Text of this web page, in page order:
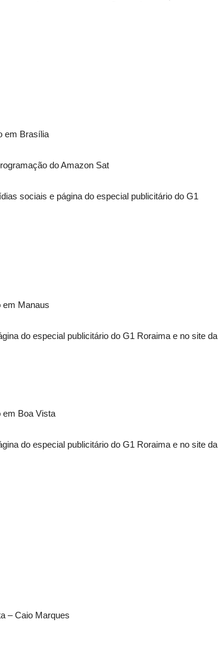
em Brasília
do Amazon Sat
sociais e página do especial publicitário do G1
em Manaus
do especial publicitário do G1 Roraima e no site da
em Boa Vista
do especial publicitário do G1 Roraima e no site da
– Caio Marques